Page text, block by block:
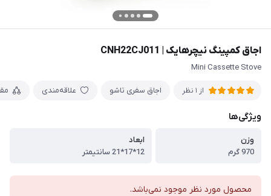
اجاق کمپینگ نیچرهایک | CNH22CJ011
Mini Cassette Stove
از 1 نظر اجاق سفری تاشو علاقه‌مندی
ویژگی‌ها
وزن
970 گرم
ابعاد
12*17*21 سانتيمتر
محصول مورد نظر موجود نمی‌باشد.